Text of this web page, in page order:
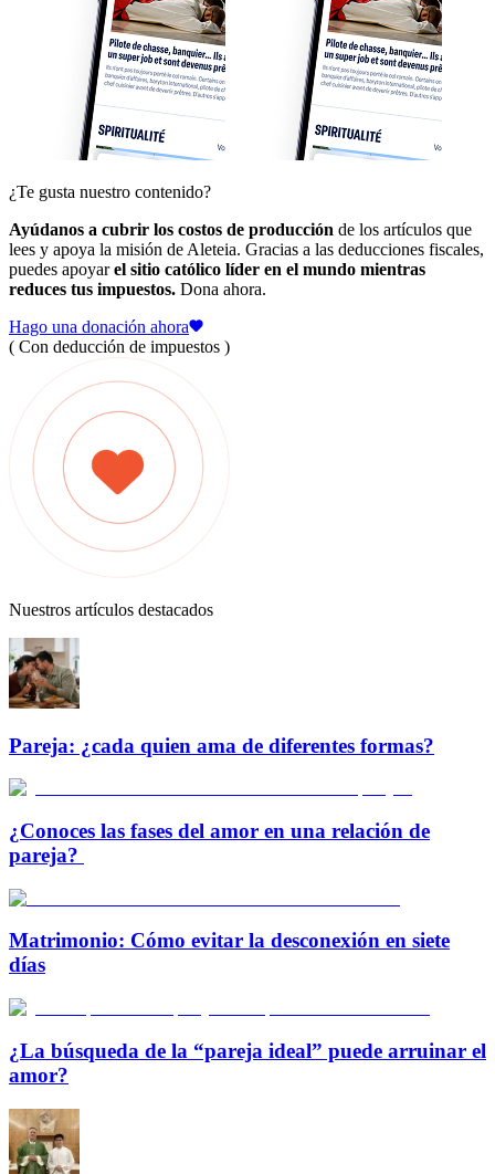
¿Te gusta nuestro contenido?
Ayúdanos a cubrir los costos de producción de los artículos que
lees y apoya la misión de Aleteia. Gracias a las deducciones fiscales,
puedes apoyarel sitio católico líder en el mundo mientras
reduces tus impuestos. Dona ahora.
Hago una donación ahora
( Con deducción de impuestos )
Nuestros artículos destacados
Pareja: ¿cada quien ama de diferentes formas?
¿Conoces las fases del amor en una relación de
pareja?
Matrimonio: Cómo evitar la desconexión en siete
días
¿La búsqueda de la “pareja ideal” puede arruinar el
amor?